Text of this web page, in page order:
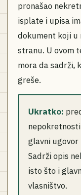
pronašao
isplate i upisa
dokument koji u
stranu. U ovom
mora da sadrži,
greše.
Ukratko:
glavni ugovor
Sadrži opis
isto što i
vlasništvo.